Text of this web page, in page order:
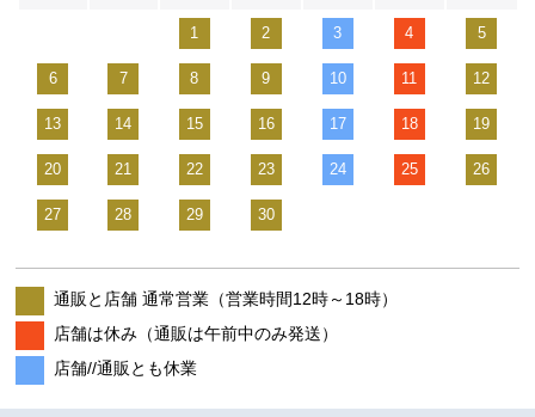
1 2 3 4 5
6 7 8 9 10 11 12
13 14 15 16 17 18 19
20 21 22 23 24 25 26
27 28 29 30
通販と店舗 通常営業（営業時間12時～18時）
店舗は休み（通販は午前中のみ発送）
店舗//通販とも休業